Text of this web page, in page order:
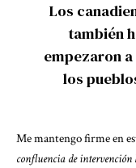
Los
también
empezaron
los
Me mantengo firme en
confluencia de